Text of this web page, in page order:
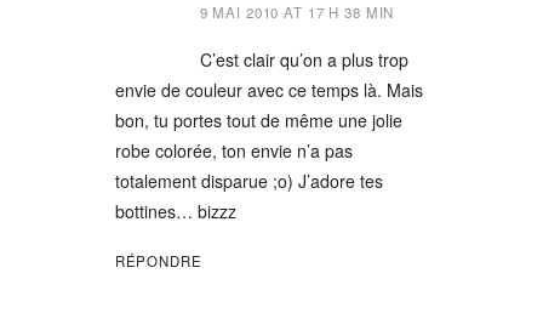
9 MAI 2010 AT 17 H 38 MIN
C’est clair qu’on a plus trop
envie de couleur avec ce temps là. Mais
bon, tu portes tout de même une jolie
robe colorée, ton envie n’a pas
totalement disparue ;o) J’adore tes
bottines… bizzz
RÉPONDRE